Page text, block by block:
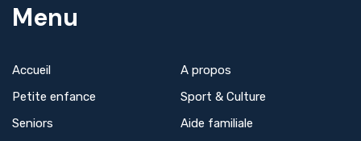
Menu
Accueil
A propos
Petite enfance
Sport & Culture
Seniors
Aide familiale